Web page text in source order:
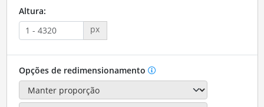
Altura:
px
Opções de redimensionamento